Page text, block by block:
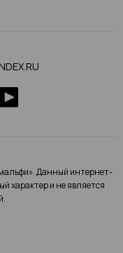
Данный интернет-
характер и не является